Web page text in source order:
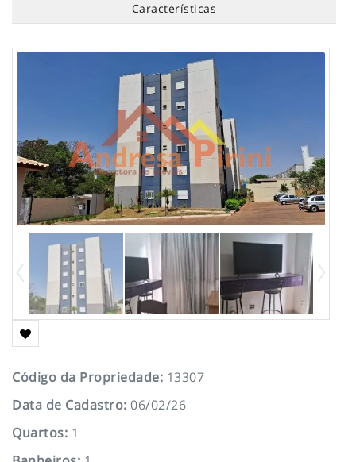
Características
Código da Propriedade: 13307
Data de Cadastro: 06/02/26
Quartos: 1